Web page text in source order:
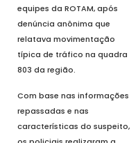
equipes da ROTAM, após
denúncia anônima que
relatava movimentação
típica de tráfico na quadra
803 da região.
Com base nas informações
repassadas e nas
características do suspeito,